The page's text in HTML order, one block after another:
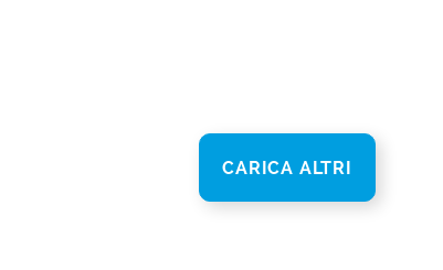
CARICA ALTRI